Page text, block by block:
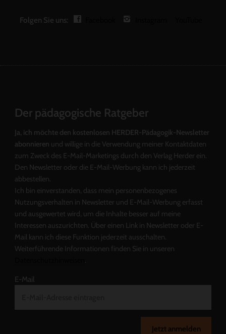
Folgen Sie uns:
Der pädagogische Ratgeber
Ja, ich möchte den kostenlosen HERDER-Pädagogik-Newsletter
abonnieren und willige in die Verwendung meiner Kontaktdaten
zum Zweck des E-Mail-Marketings durch den Verlag Herder ein.
Den Newsletter oder die E-Mail-Werbung kann ich jederzeit
abbestellen.
Ich bin einverstanden, dass mein personenbezogenes
Nutzungsverhalten in Newsletter und E-Mail-Werbung erfasst
und ausgewertet wird, um die Inhalte besser auf meine
Interessen auszurichten. Über einen Link in Newsletter oder E-
Mail kann ich diese Funktion jederzeit ausschalten.
Weiterführende Informationen finden Sie in unseren
.
E-Mail
Jetzt anmelden